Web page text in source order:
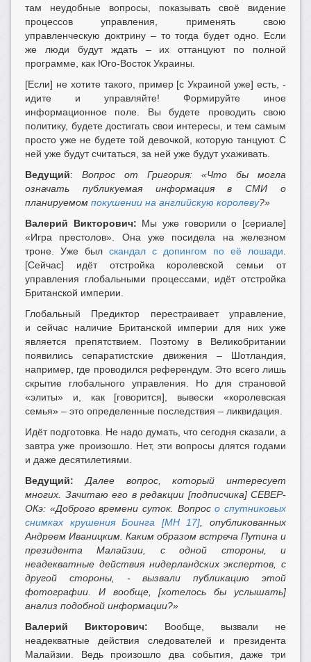
там неудобные вопросы, показывать своё видение
процессов управления, применять свою
управленческую доктрину – то тогда будет одно. Если
же люди будут ждать – их оттанцуют по полной
программе, как Юго-Восток Украины.
[Если] не хотите такого, пример [с Украиной уже] есть, -
идите и управляйте! Формируйте иное
информационное поле. Вы будете проводить свою
политику, будете достигать свои интересы, и тем самым
просто уже не будете той девочкой, которую танцуют. С
ней уже будут считаться, за ней уже будут ухаживать.
Ведущий: Вопрос от Григория: «Что бы могла
означать публикуемая информация в СМИ о
планируемом покушении на английскую королеву?»
Валерий Викторович: Мы уже говорили о [сериале]
«Игра престолов». Она уже посидела на железном
троне. Уже был скандал с допингом по её лошади
[Сейчас] идёт отстройка королевской семьи от
управления глобальными процессами, идёт отстройка
Британской империи.
Глобальный Предиктор перестраивает управление,
и сейчас наличие Британской империи для них уже
является препятствием. Поэтому в Великобритании
появились сепаратистские движения – Шотландия,
например, где проводился референдум. Это всего лишь
скрытие глобального управления. Но для страновой
«элиты» и, как [говорится], вывески «королевская
семья» – это определенные последствия – ликвидация.
Идёт подготовка. Не надо думать, что сегодня сказали, а
завтра уже произошло. Нет, эти вопросы длятся годами
и даже десятилетиями.
Ведущий: Далее вопрос, который интересует
многих. Зачитаю его в редакции [подписчика] СЕВЕР-
ОКэ: «Доброго времени суток. Вопросо спутниковых
снимках крушения Боинга [МН 17] ,опубликованных
Андреем Иваницким. Каким образом встреча Путина и
президента Малайзии, с одной стороны, и
неадекватные действия нидерландских экспертов, с
другой стороны, - вызвали публикацию этой
фотографии. И вообще, [хотелось бы услышать]
анализ подобной информации?»
Валерий Викторович: Вообще, вызвали не
неадекватные действия следователей и президента
Малайзии. Ведь произошло два события, даже три